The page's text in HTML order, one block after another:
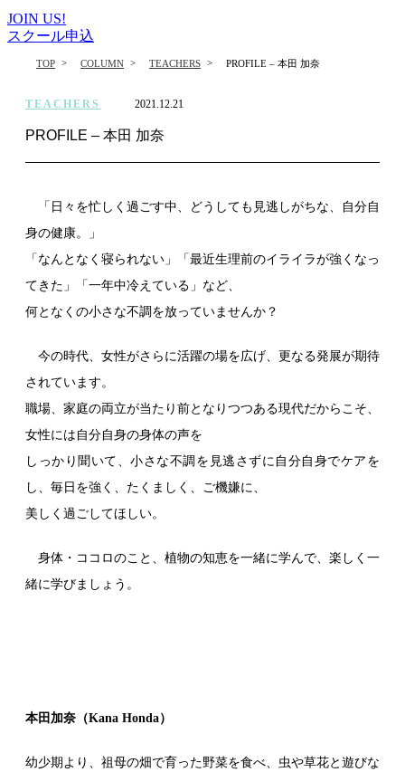
JOIN US!
スクール申込
TOP > COLUMN > TEACHERS > PROFILE – 本田 加奈
TEACHERS 2021.12.21
PROFILE – 本田 加奈
「 日々を忙しく過ごす中、どうしても見逃しがちな、自分自
身の健康。」
「なんとなく寝られない」「最近生理前のイライラが強くなっ
てきた」「一年中冷えている」など、
何となくの小さな不調を放っていませんか？
今の時代、女性がさらに活躍の場を広げ、更なる発展が期待
されています。
職場、家庭の両立が当たり前となりつつある現代だからこそ、
女性には自分自身の身体の声を
しっかり聞いて、小さな不調を見逃さずに自分自身でケアを
し、毎日を強く、たくましく、ご機嫌に、
美しく 過ごしてほしい。
身体・ココロのこと、植物の知恵を一緒に学んで、楽しく一
緒に学びましょう。
本田加奈（Kana Honda）
幼少期より、祖母の畑で育った野菜を食べ、虫や草花と遊びな